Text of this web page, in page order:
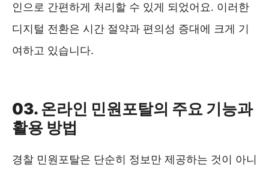
인으로 간편하게 처리할 수 있게 되었어요. 이러한
디지털 전환은 시간 절약과 편의성 증대에 크게 기
여하고 있습니다.
03. 온라인 민원포탈의 주요 기능과
활용 방법
경찰 민원포탈은 단순히 정보만 제공하는 것이 아니